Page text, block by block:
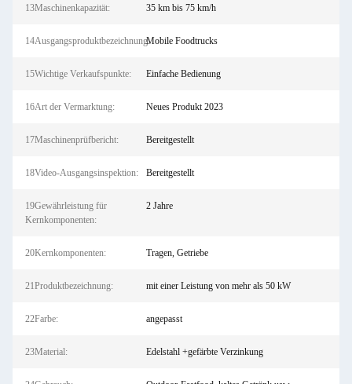
13Maschinenkapazität: 35 km bis 75 km/h
14Ausgangsproduktbezeichnung:Mobile Foodtrucks
15Wichtige Verkaufspunkte: Einfache Bedienung
16Art der Vermarktung: Neues Produkt 2023
17Maschinenprüfbericht: Bereitgestellt
18Video-Ausgangsinspektion: Bereitgestellt
19Gewährleistung für
Kernkomponenten:
2 Jahre
20Kernkomponenten: Tragen, Getriebe
21Produktbezeichnung: mit einer Leistung von mehr als 50 kW
22Farbe: angepasst
23Material: Edelstahl +gefärbte Verzinkung